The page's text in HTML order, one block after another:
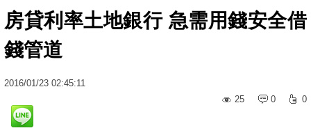
房貸利率土地銀行 急需用錢安全借
錢管道
2016/01/23 02:45:11
25
0 0